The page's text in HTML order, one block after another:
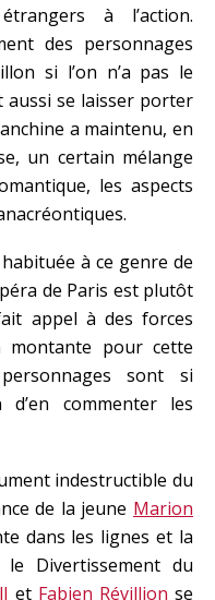
à l’action.
des personnages
si l’on n’a pas le
aussi se laisser porter
a maintenu, en
un certain mélange
les aspects
à ce genre de
de Paris est plutôt
appel à des forces
montante pour cette
sont si
commenter les
indestructible du
de la jeune Marion
dans les lignes et la
Divertissement du
et Fabien Révillion se